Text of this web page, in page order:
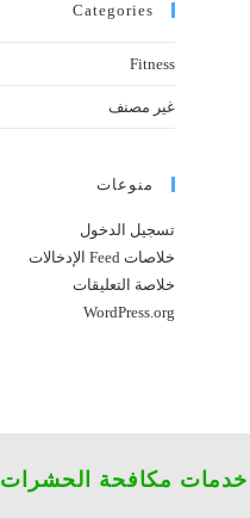
Categories
Fitness
غير مصنف
منوعات
تسجيل الدخول
خلاصات Feed الإدخالات
خلاصة التعليقات
WordPress.org
خدمات مكافحة الحشرات